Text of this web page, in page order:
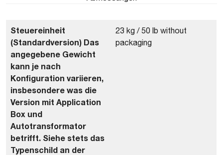
Steuereinheit
(Standardversion) Das
angegebene Gewicht
kann je nach
Konfiguration variieren,
insbesondere was die
Version mit Application
Box und
Autotransformator
betrifft. Siehe stets das
Typenschild an der
23 kg / 50 lb without
packaging